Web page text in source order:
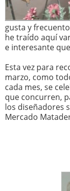
gusta y
he traído aquí
e interesante
Esta vez para
marzo, como
cada mes, se
que concurren,
los diseñadores
Mercado